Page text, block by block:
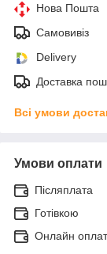
Нова Пошта
Самовивіз
Delivery
Доставка
Всі умови
Умови оплати
Післяплата
Готівкою
Онлайн